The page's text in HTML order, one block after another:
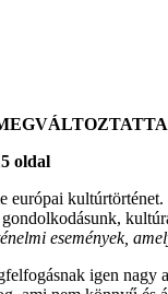
oldal
gondolkodásunk,
események,
igen nagy